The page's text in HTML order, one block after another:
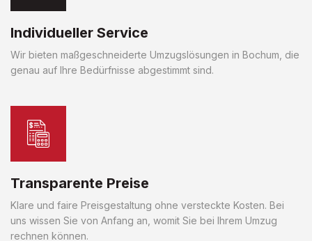
Individueller Service
Wir bieten maßgeschneiderte Umzugslösungen in Bochum, die
genau auf Ihre Bedürfnisse abgestimmt sind.
Transparente Preise
Klare und faire Preisgestaltung ohne versteckte Kosten. Bei
uns wissen Sie von Anfang an, womit Sie bei Ihrem Umzug
rechnen können.